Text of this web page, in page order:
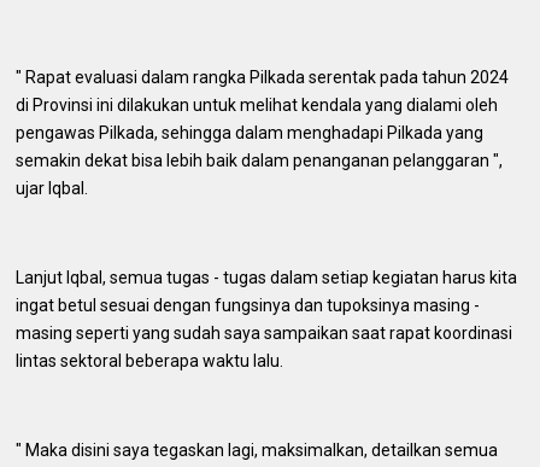
" Rapat evaluasi dalam rangka Pilkada serentak pada tahun 2024
di Provinsi ini dilakukan untuk melihat kendala yang dialami oleh
pengawas Pilkada, sehingga dalam menghadapi Pilkada yang
semakin dekat bisa lebih baik dalam penanganan pelanggaran ",
ujar Iqbal.
Lanjut Iqbal, semua tugas - tugas dalam setiap kegiatan harus kita
ingat betul sesuai dengan fungsinya dan tupoksinya masing -
masing seperti yang sudah saya sampaikan saat rapat koordinasi
lintas sektoral beberapa waktu lalu.
" Maka disini saya tegaskan lagi, maksimalkan, detailkan semua